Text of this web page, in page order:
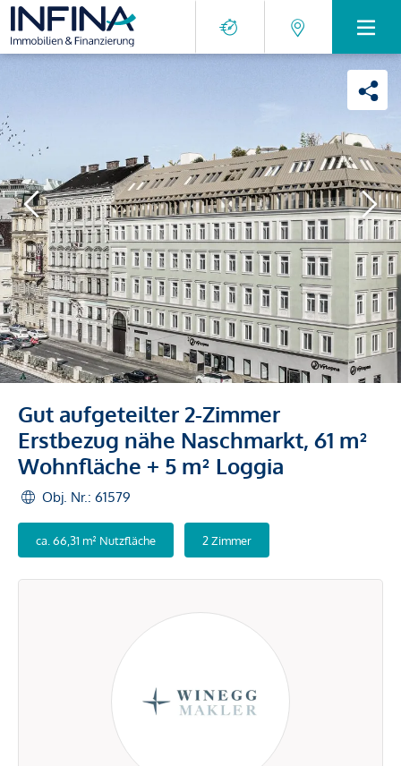
Gut aufgeteilter 2-Zimmer
Erstbezug nähe Naschmarkt, 61 m²
Wohnfläche + 5 m² Loggia
Obj. Nr.: 61579
ca. 66,31 m² Nutzfläche 2 Zimmer